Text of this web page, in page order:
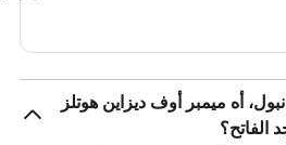
أه ميمبر أوف ديزاين هوتلز